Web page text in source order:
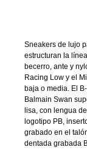
Sneakers de lujo
estructuran la
becerro, ante y
Racing Low y el
baja o media. El
Balmain Swan
lisa, con lengua
logotipo PB,
grabado en el
dentada grabada